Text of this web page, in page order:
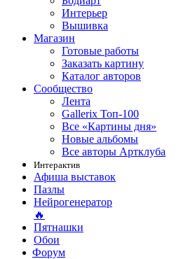
Интерьер
Вышивка
Магазин
Готовые работы
Заказать картину
Каталог авторов
Сообщество
Лента
Gallerix Топ-100
Все «Картины дня»
Новые альбомы
Все авторы Артклуба
Интерактив
Афиша выставок
Пазлы
Нейрогенератор
🔥
Пятнашки
Обои
Форум